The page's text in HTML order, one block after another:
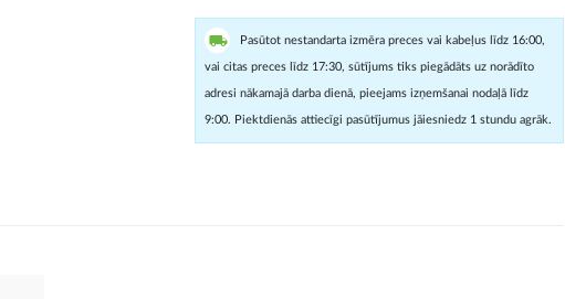
Pasūtot nestandarta izmēra preces vai kabeļus līdz 16:00,
vai citas preces līdz 17:30, sūtījums tiks piegādāts uz norādīto
adresi nākamajā darba dienā, pieejams izņemšanai nodaļā līdz
9:00. Piektdienās attiecīgi pasūtījumus jāiesniedz 1 stundu agrāk.